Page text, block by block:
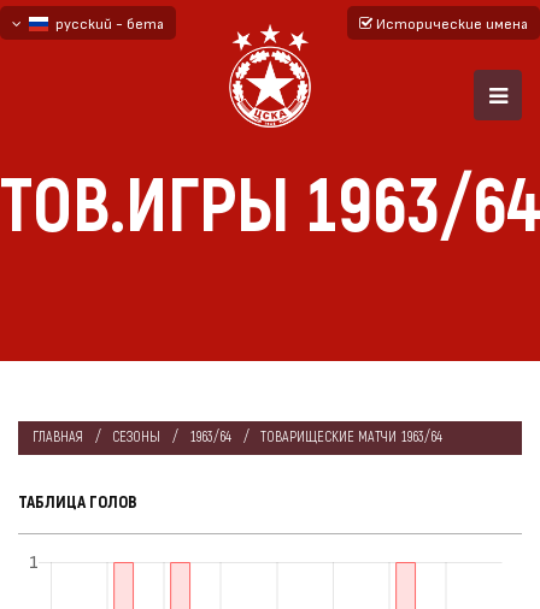
русский - бета
Исторические имена
ТОВ.ИГРЫ 1963/64
ГЛАВНАЯ СЕЗОНЫ 1963/64 ТОВАРИЩЕСКИЕ МАТЧИ 1963/64
ТАБЛИЦА ГОЛОВ